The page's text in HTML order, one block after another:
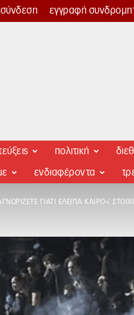
σύνδεση εγγραφή
πολιτική
ενδιαφέροντα
ΓΙΑΤΊ ΈΛΕΙΠΑ ΚΑΙΡΌ»: